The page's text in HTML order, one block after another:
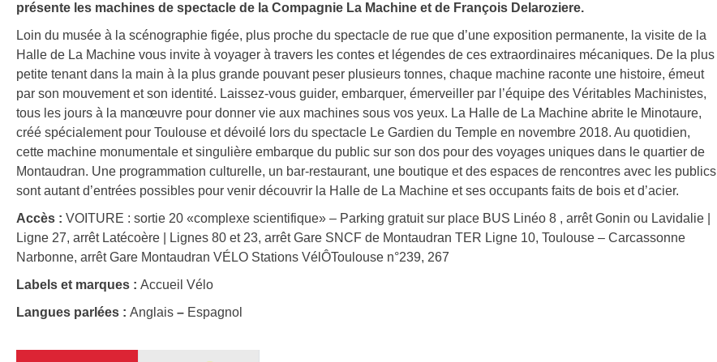
présente les machines de spectacle de la Compagnie La Machine et de François Delaroziere.
Loin du musée à la scénographie figée, plus proche du spectacle de rue que d’une exposition permanente, la visite de la
Halle de La Machine vous invite à voyager à travers les contes et légendes de ces extraordinaires mécaniques. De la plus
petite tenant dans la main à la plus grande pouvant peser plusieurs tonnes, chaque machine raconte une histoire, émeut
par son mouvement et son identité. Laissez-vous guider, embarquer, émerveiller par l’équipe des Véritables Machinistes,
tous les jours à la manœuvre pour donner vie aux machines sous vos yeux. La Halle de La Machine abrite le Minotaure,
créé spécialement pour Toulouse et dévoilé lors du spectacle Le Gardien du Temple en novembre 2018. Au quotidien,
cette machine monumentale et singulière embarque du public sur son dos pour des voyages uniques dans le quartier de
Montaudran. Une programmation culturelle, un bar-restaurant, une boutique et des espaces de rencontres avec les publics
sont autant d’entrées possibles pour venir découvrir la Halle de La Machine et ses occupants faits de bois et d’acier.
Accès : VOITURE : sortie 20 «complexe scientifique» – Parking gratuit sur place BUS Linéo 8 , arrêt Gonin ou Lavidalie |
Ligne 27, arrêt Latécoère | Lignes 80 et 23, arrêt Gare SNCF de Montaudran TER Ligne 10, Toulouse – Carcassonne
Narbonne, arrêt Gare Montaudran VÉLO Stations VélÔToulouse n°239, 267
Labels et marques : Accueil Vélo
Langues parlées : Anglais – Espagnol